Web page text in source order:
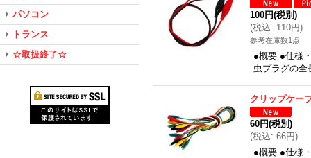
パソコン
トランス
☆取扱終了☆
100円(税別)
(税込: 110円)
参考在庫数1点
●概要 ●仕様
虫プラグの全
クリップケー
60円(税別)
(税込: 66円)
●概要 ●仕様